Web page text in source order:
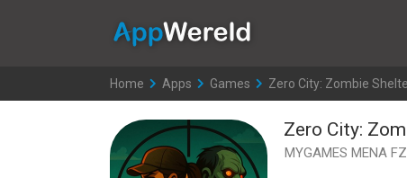
Home >
Apps >
Games >
Zero City: Zombie
Zero City:
MYGAMES MENA